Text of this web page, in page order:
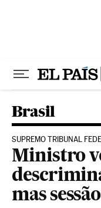
Brasil
SUPREMO TRIBUNAL
Ministro
mas